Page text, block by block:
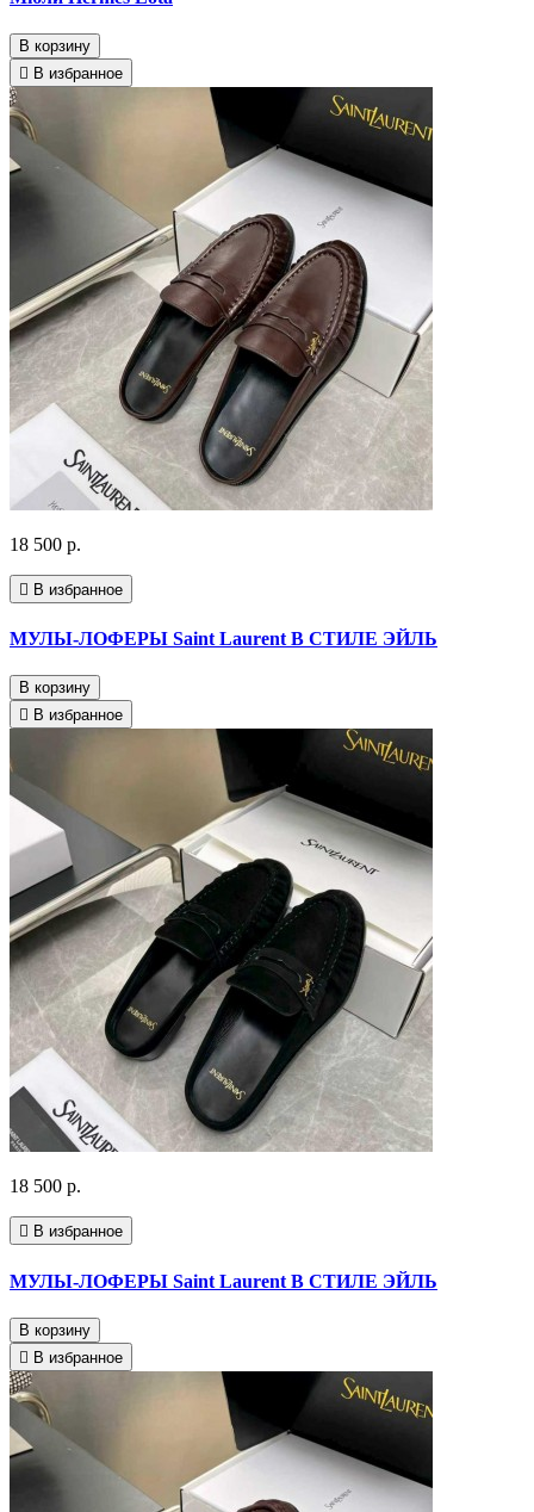
В корзину
В избранное
18 500 р.
В избранное
МУЛЫ-ЛОФЕРЫ Saint Laurent В СТИЛЕ ЭЙЛЬ
В корзину
В избранное
18 500 р.
В избранное
МУЛЫ-ЛОФЕРЫ Saint Laurent В СТИЛЕ ЭЙЛЬ
В корзину
В избранное